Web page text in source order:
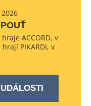
ACCORD, v
PIKARDI, v